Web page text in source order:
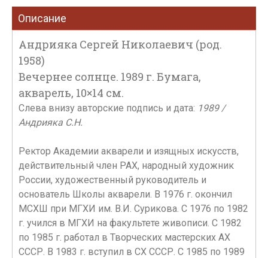
Описание
Андрияка Сергей Николаевич (род.
1958)
Вечернее солнце. 1989 г. Бумага,
акварель, 10×14 см.
Слева внизу авторские подпись и дата: 1989 /
Андрияка С.Н.
Ректор Академии акварели и изящных искусств,
действительный член РАХ, народный художник
России, художественный руководитель и
основатель Школы акварели. В 1976 г. окончил
МСХШ при МГХИ им. В.И. Сурикова. С 1976 по 1982
г. учился в МГХИ на факультете живописи. С 1982
по 1985 г. работал в Творческих мастерских АХ
СССР. В 1983 г. вступил в СХ СССР. С 1985 по 1989